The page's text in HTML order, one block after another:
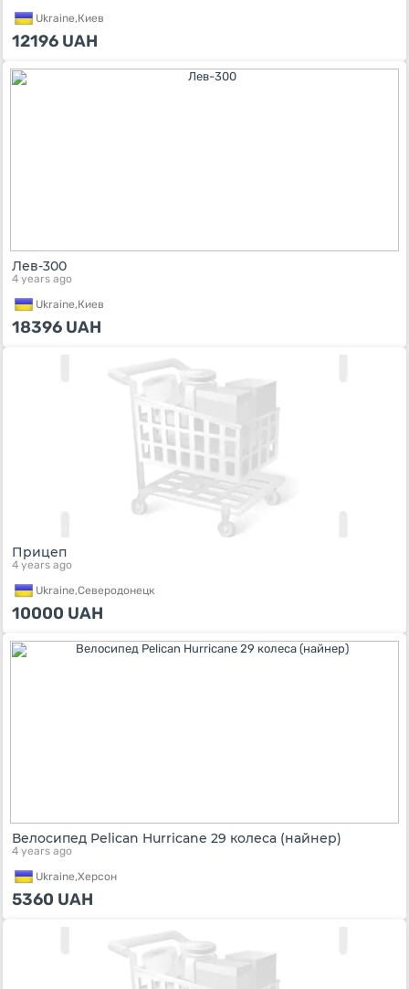
Ukraine,Киев
12196 UAH
Лев-300
4 years ago
Ukraine,Киев
18396 UAH
Прицеп
4 years ago
Ukraine,Северодонецк
10000 UAH
Велосипед Pelican Hurricane 29 колеса (найнер)
4 years ago
Ukraine,Херсон
5360 UAH